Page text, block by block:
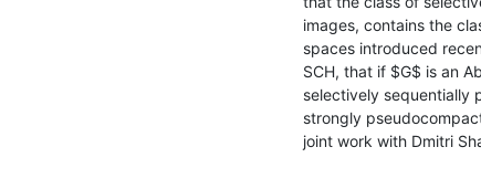
images, contains the
spaces introduced
SCH, that if $G$ is an
selectively sequentially
strongly
joint work with Dmitri